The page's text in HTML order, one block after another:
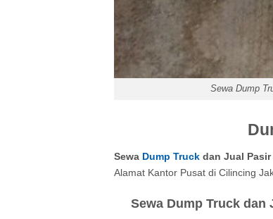
Sewa Dump
Sewa Dump Truck dan Jual Pasir
Alamat Kantor Pusat di Cilincing
Sewa Dump Truck dan